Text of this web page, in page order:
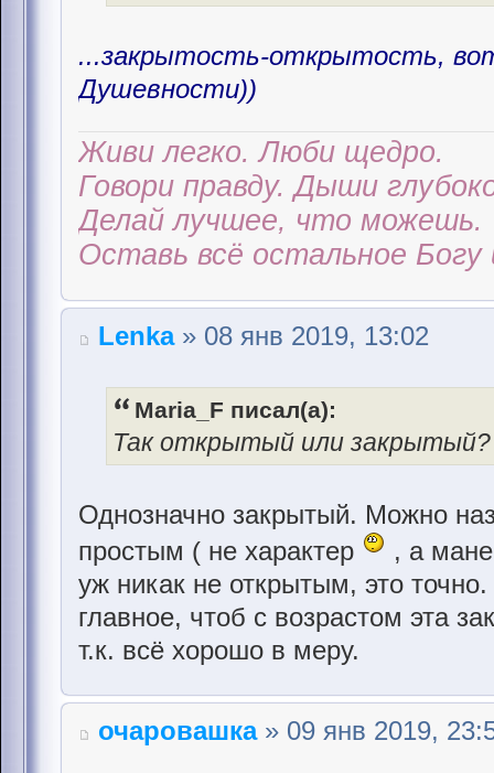
...закрытость-открытость,
Душевности))
Живи легко. Люби щедро.
Говори правду. Дыши
Делай лучшее, что можешь.
Оставь всё остальное Богу
Lenka» 08 янв 2019, 13:02
Maria_F писал(а):
Так открытый или закрытый?
Однозначно закрытый. Можно
простым ( не характер
, а
уж никак не открытым, это
главное, чтоб с возрастом эта
т.к. всё хорошо в меру.
очаровашка» 09 янв 2019,